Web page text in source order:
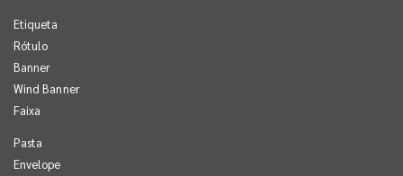
Etiqueta
Rótulo
Banner
Wind Banner
Faixa
Pasta
Envelope